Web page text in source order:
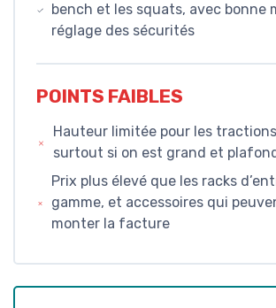
bench et les squats, avec bonne
réglage des sécurités
POINTS FAIBLES
Hauteur limitée pour les
surtout si on est grand et
Prix plus élevé que les racks
gamme, et accessoires qui
monter la facture